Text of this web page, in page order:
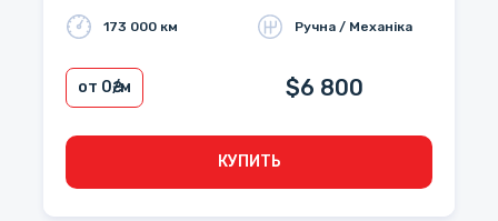
173 000 км Ручна / Механіка
от 0₴/м $6 800
КУПИТЬ